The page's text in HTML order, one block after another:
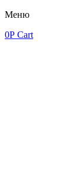
Меню
0Р Cart